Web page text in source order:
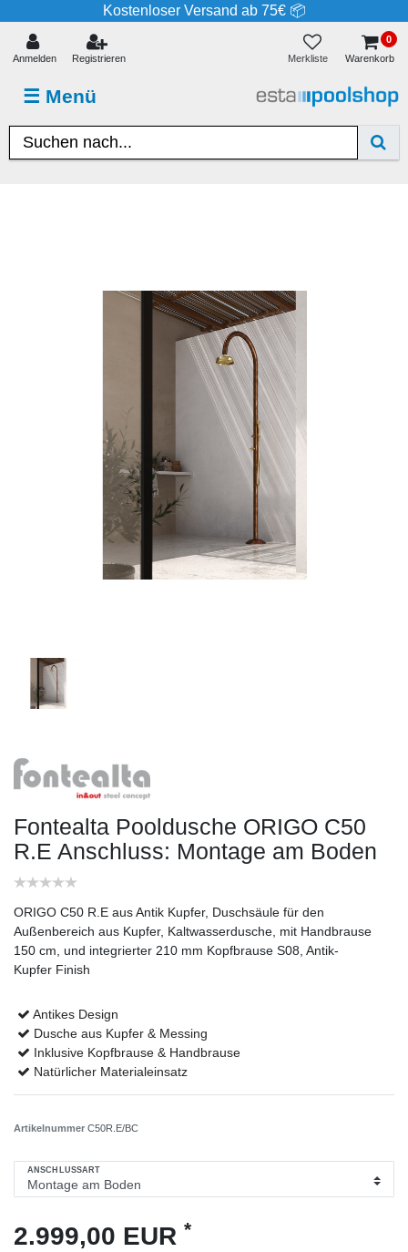
Kostenloser Versand ab 75€ 📦
☰ Menü
Anmelden Registrieren Merkliste
0
Warenkorb
Fontealta Pooldusche ORIGO C50
R.E Anschluss: Montage am Boden
ORIGO C50 R.E aus Antik Kupfer, Duschsäule für den
Außenbereich aus Kupfer, Kaltwasserdusche, mit Handbrause
150 cm, und integrierter 210 mm Kopfbrause S08, Antik-
Kupfer Finish
Antikes Design
Dusche aus Kupfer & Messing
Inklusive Kopfbrause & Handbrause
Natürlicher Materialeinsatz
Artikelnummer C50R.E/BC
ANSCHLUSSART
2.999,00 EUR *